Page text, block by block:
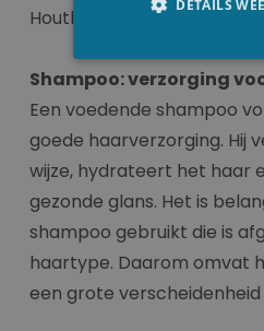
Houthulst.
Shampoo: verzorging
Een voedende shampoo
goede haarverzorging. Hij
wijze, hydrateert het haar
gezonde glans. Het is
shampoo gebruikt die is
haartype. Daarom omvat
een grote
DETAILS